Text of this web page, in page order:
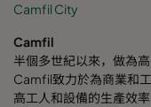
Camfil City
Camfil
半個多世紀以來，做為
Camfil致力於為商業和
高工人和設備的生產效